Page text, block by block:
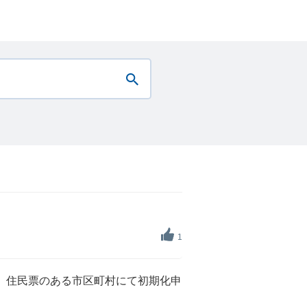
1
民票のある市区町村にて初期化申